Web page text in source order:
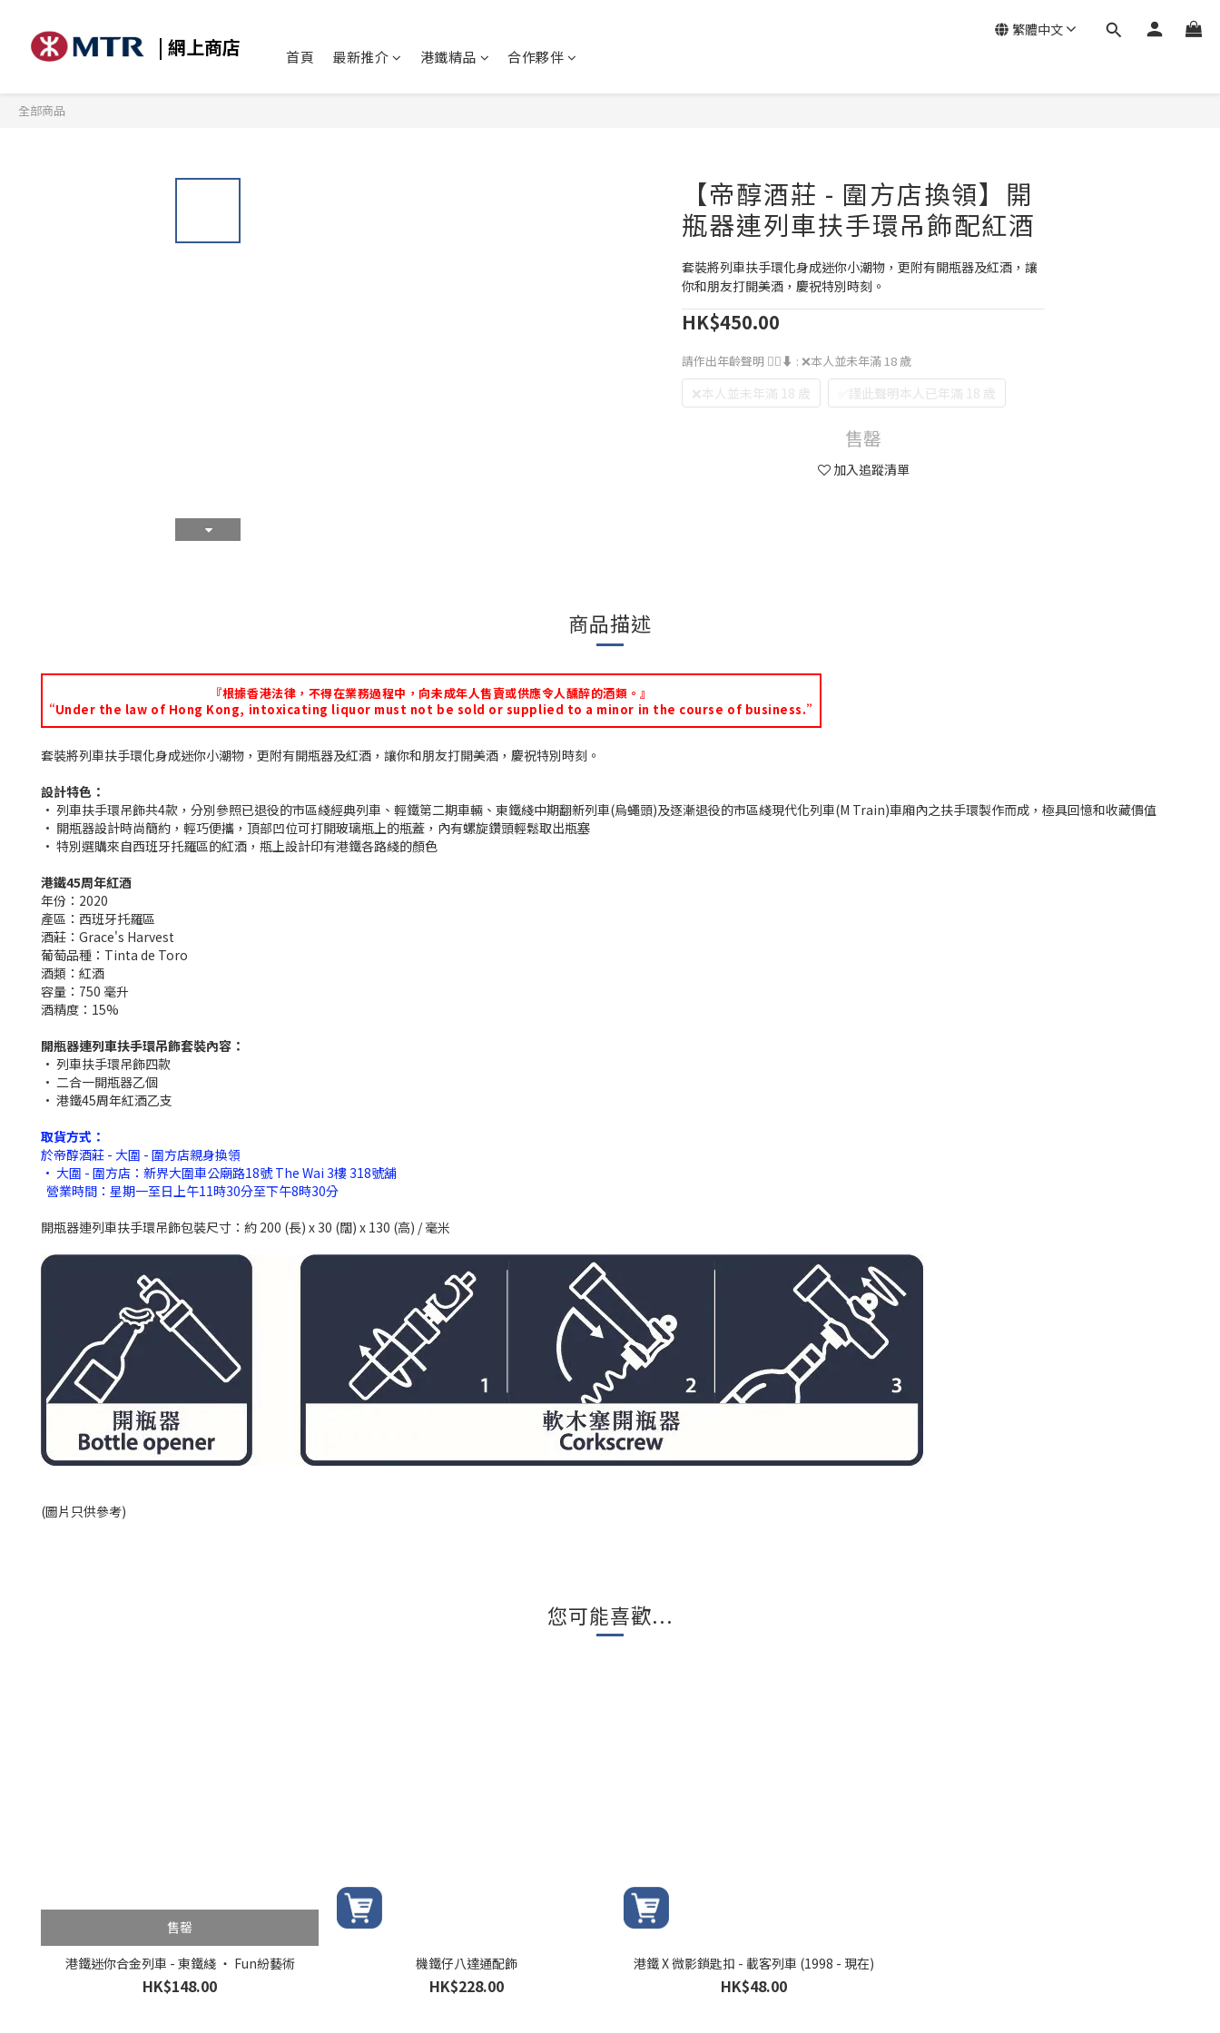
| 網上商店 首頁 最新推介 港鐵精品 合作夥伴
繁體中文
全部商品
【帝醇酒莊 - 圍方店換領】開
瓶器連列車扶手環吊飾配紅酒
套裝將列車扶手環化身成迷你小潮物，更附有開瓶器及紅酒，讓
你和朋友打開美酒，慶祝特別時刻。
HK$450.00
請作出年齡聲明 👇🏻⬇️ : ❌本人並未年滿 18 歲
❌本人並未年滿 18 歲 ✅謹此聲明本人已年滿 18 歲
售罄
加入追蹤清單
商品描述
『根據香港法律，不得在業務過程中，向未成年人售賣或供應令人醺醉的酒類。』
“Under the law of Hong Kong, intoxicating liquor must not be sold or supplied to a minor in the course of business.”
套裝將列車扶手環化身成迷你小潮物，更附有開瓶器及紅酒，讓你和朋友打開美酒，慶祝特別時刻。
設計特色：
• 列車扶手環吊飾共4款，分別參照已退役的市區綫經典列車、輕鐵第二期車輛、東鐵綫中期翻新列車(烏蠅頭)及逐漸退役的市區綫現代化列車(M Train)車廂內之扶手環製作而成，極具回憶和收藏價值
• 開瓶器設計時尚簡約，輕巧便攜，頂部凹位可打開玻璃瓶上的瓶蓋，內有螺旋鑽頭輕鬆取出瓶塞
• 特別選購來自西班牙托羅區的紅酒，瓶上設計印有港鐵各路綫的顏色
港鐵45周年紅酒
年份：2020
產區：西班牙托羅區
酒莊：Grace's Harvest
葡萄品種：Tinta de Toro
酒類：紅酒
容量：750 毫升
酒精度：15%
開瓶器連列車扶手環吊飾套裝內容：
• 列車扶手環吊飾四款
• 二合一開瓶器乙個
• 港鐵45周年紅酒乙支
取貨方式：
於帝醇酒莊 - 大圍 - 圍方店親身換領
• 大圍 - 圍方店：新界大圍車公廟路18號 The Wai 3樓 318號舖
營業時間：星期一至日上午11時30分至下午8時30分
開瓶器連列車扶手環吊飾包裝尺寸：約 200 (長) x 30 (闊) x 130 (高) / 毫米
(圖片只供參考)
您可能喜歡...
售罄
港鐵迷你合金列車 - 東鐵綫 ‧ Fun紛藝術
HK$148.00
機鐵仔八達通配飾
HK$228.00
港鐵 X 微影鎖匙扣 - 載客列車 (1998 - 現在)
HK$48.00